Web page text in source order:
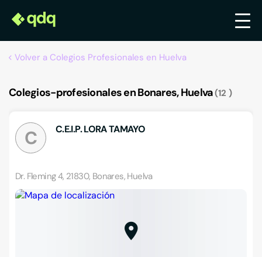
Volver a Colegios Profesionales en Huelva
Colegios-profesionales en Bonares, Huelva 12
C C.E.I.P. LORA TAMAYO
Dr. Fleming 4, 21830, Bonares, Huelva